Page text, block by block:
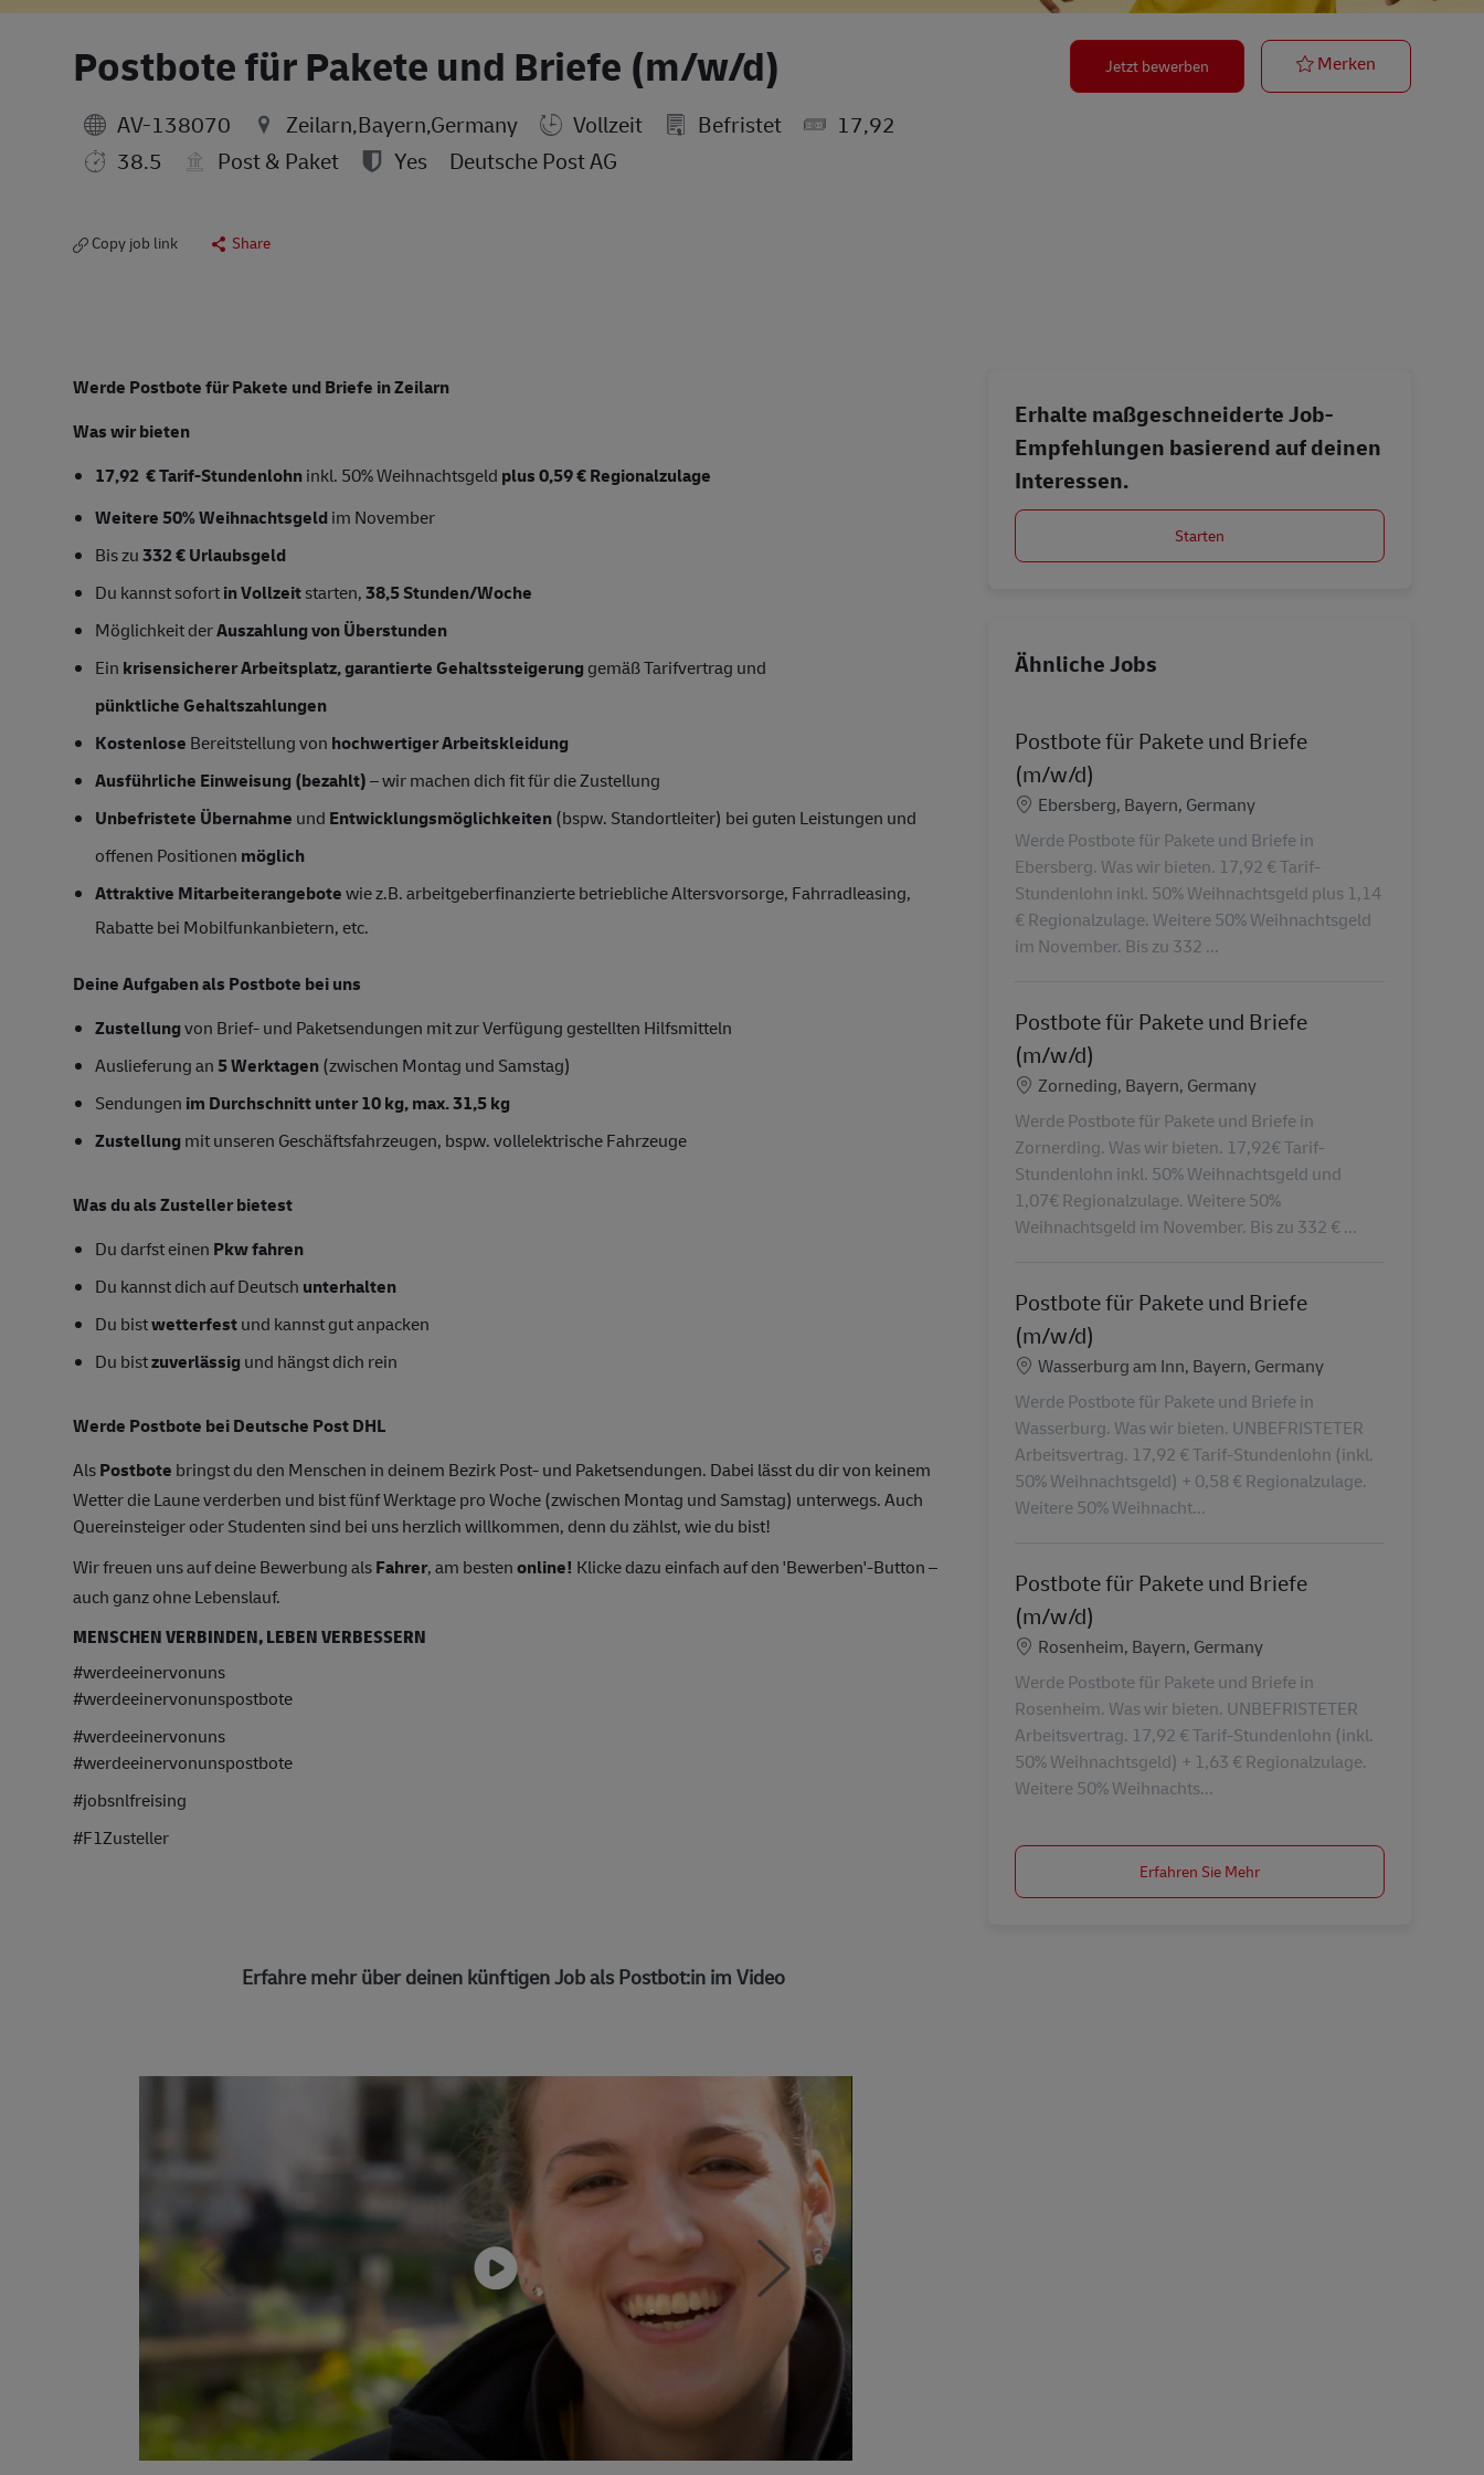
Postbote für Pakete und Briefe (m/w/d)
AV-138070 Zeilarn,Bayern,Germany Vollzeit Befristet
17,92
38.5
Post & Paket Yes Deutsche Post AG
Copy job link Share
Jetzt bewerben Merken
Werde Postbote für Pakete und Briefe in Zeilarn
Was wir bieten
17,92 € Tarif-Stundenlohninkl. 50% Weihnachtsgeld plus 0,59 € Regionalzulage
Weitere 50% Weihnachtsgeldim November
Bis zu332 € Urlaubsgeld
Du kannst sofortin Vollzeitstarten,38,5 Stunden/Woche
Möglichkeit derAuszahlung von Überstunden
Ein krisensicherer Arbeitsplatz, garantierte Gehaltssteigerung gemäß Tarifvertrag und
pünktliche Gehaltszahlungen
Kostenlose Bereitstellung von hochwertiger Arbeitskleidung
Ausführliche Einweisung (bezahlt)– wir machen dich fit für die Zustellung
Unbefristete Übernahme und Entwicklungsmöglichkeiten(bspw. Standortleiter) bei guten Leistungen und
offenen Positionen möglich
Attraktive Mitarbeiterangebotewie z.B. arbeitgeberfinanzierte betriebliche Altersvorsorge, Fahrradleasing,
Rabatte bei Mobilfunkanbietern, etc.
Deine Aufgaben als Postbote bei uns
Zustellungvon Brief- und Paketsendungen mit zur Verfügung gestellten Hilfsmitteln
Auslieferung an5 Werktagen(zwischen Montag und Samstag)
Sendungen im Durchschnitt unter 10 kg, max. 31,5 kg
Zustellung mit unseren Geschäftsfahrzeugen, bspw. vollelektrische Fahrzeuge
Was du als Zusteller bietest
Du darfst einen Pkw fahren
Du kannst dich auf Deutsch unterhalten
Du bistwetterfestund kannst gut anpacken
Du bistzuverlässig und hängst dich rein
Werde Postbote bei Deutsche Post DHL
AlsPostbote bringst du den Menschen in deinem Bezirk Post- und Paketsendungen. Dabei lässt du dir von keinem
Wetter die Laune verderben und bist fünf Werktage pro Woche (zwischen Montag und Samstag) unterwegs. Auch
Quereinsteiger oder Studenten sind bei uns herzlich willkommen, denn du zählst, wie du bist!
Wir freuen uns auf deine Bewerbung alsFahrer, am bestenonline! Klicke dazu einfach auf den 'Bewerben'-Button –
auch ganz ohne Lebenslauf.
MENSCHEN VERBINDEN, LEBEN VERBESSERN
#werdeeinervonuns
#werdeeinervonunspostbote
#werdeeinervonuns
#werdeeinervonunspostbote
#jobsnlfreising
#F1Zusteller
Erfahre mehr über deinen künftigen Job als Postbot:in im Video
Erhalte maßgeschneiderte Job-
Empfehlungen basierend auf deinen
Interessen.
Starten
Ähnliche Jobs
Postbote für Pakete und Briefe
(m/w/d)
Standort
Ebersberg, Bayern, Germany
Werde Postbote für Pakete und Briefe in
Ebersberg. Was wir bieten. 17,92 € Tarif-
Stundenlohn inkl. 50% Weihnachtsgeld plus 1,14
€ Regionalzulage. Weitere 50% Weihnachtsgeld
im November. Bis zu 332 ...
Postbote für Pakete und Briefe
(m/w/d)
Standort
Zorneding, Bayern, Germany
Werde Postbote für Pakete und Briefe in
Zornerding. Was wir bieten. 17,92€ Tarif-
Stundenlohn inkl. 50% Weihnachtsgeld und
1,07€ Regionalzulage. Weitere 50%
Weihnachtsgeld im November. Bis zu 332 € ...
Postbote für Pakete und Briefe
(m/w/d)
Standort
Wasserburg am Inn, Bayern, Germany
Werde Postbote für Pakete und Briefe in
Wasserburg. Was wir bieten. UNBEFRISTETER
Arbeitsvertrag. 17,92 € Tarif-Stundenlohn (inkl.
50% Weihnachtsgeld) + 0,58 € Regionalzulage.
Weitere 50% Weihnacht...
Postbote für Pakete und Briefe
(m/w/d)
Standort
Rosenheim, Bayern, Germany
Werde Postbote für Pakete und Briefe in
Rosenheim. Was wir bieten. UNBEFRISTETER
Arbeitsvertrag. 17,92 € Tarif-Stundenlohn (inkl.
50% Weihnachtsgeld) + 1,63 € Regionalzulage.
Weitere 50% Weihnachts...
Erfahren Sie Mehr